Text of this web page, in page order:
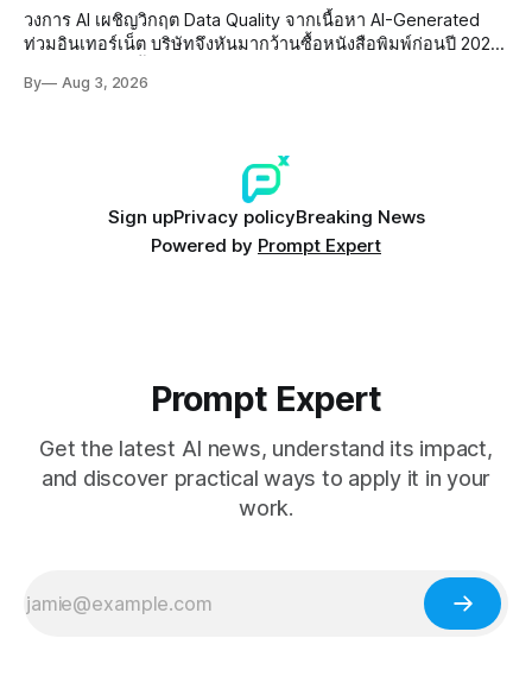
วงการ AI เผชิญวิกฤต Data Quality จากเนื้อหา AI-Generated
ท่วมอินเทอร์เน็ต บริษัทจึงหันมากว้านซื้อหนังสือพิมพ์ก่อนปี 2022
Poisoning ที่ซับซ้อน
By Aug 3, 2026
Sign upPrivacy policyBreaking News
Powered by Prompt Expert
Prompt Expert
Get the latest AI news, understand its impact,
and discover practical ways to apply it in your
work.